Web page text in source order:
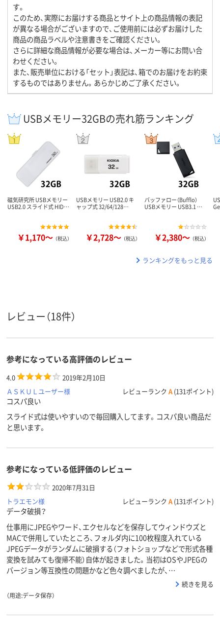
す。
このため、実際にお届けする商品とサイト上の商品情報の表記
が異なる場合がございますので、ご使用前には必ずお届けした
商品の商品ラベルや注意書きをご確認ください。
さらに詳細な商品情報が必要な場合は、メーカー等にお問い合
わせください。
また、販売単位における「セット」表記は、箱でのお届けをお約束
するものではありません。あらかじめご了承ください。
USBメモリー32GBの売れ筋ランキング
磁気研究所 USBメモリー
USB2.0 スライド式 HID…
￥1,170～ （税込）
USBメモリー USB2.0 キ
ャップ式 32/64/128…
￥2,728～ （税込）
バッファロー（Bufflo）
USBメモリー USB3.1 …
￥2,380～ （税込）
ランキングをもっと見る
レビュー（18件）
参考になっている高評価のレビュー
4.0
2019年2月10日
ＡＳＫＵＬユーザー様
レビューランク A (131ポイント)
コスパ良い
スライド式は使いやすいので毎回購入してます。コスパ良い商品だ
と思います。
参考になっている低評価のレビュー
2020年7月31日
トラエモン様
レビューランク A (131ポイント)
データ破損？
仕事用にJPEGやワード、エクセルなどを保存してウィンドウズと
MACで併用していたところ、フォルダ内に100枚程度入れている
JPEGデータがランダムに破損する（フォトショップなどで形式各種
変換を試みても復帰不能）自体が起きました。当初はOSやJPEGの
バージョン等互換性の問題かなど色々調べましたが、…
続きを見る
（用途:データ保存）